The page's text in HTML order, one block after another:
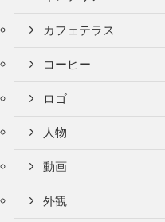
カフェテラス
コーヒー
ロゴ
人物
動画
外観